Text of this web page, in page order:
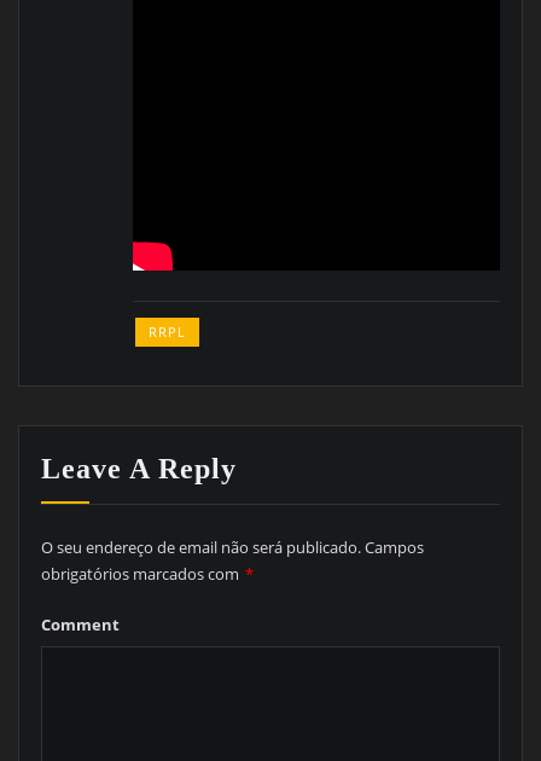
RRPL
Leave A Reply
O seu endereço de email não será publicado.Campos
obrigatórios marcados com *
Comment